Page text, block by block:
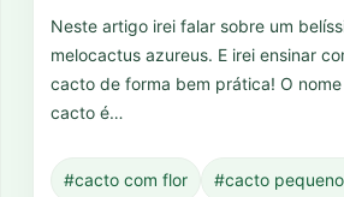
Neste artigo irei falar sobre um
melocactus azureus. E irei ensinar
cacto de forma bem prática! O
cacto é…
#cacto com flor #cacto